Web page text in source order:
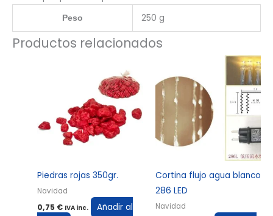
Peso 250 g
Productos relacionados
Piedras rojas 350gr.
Navidad
0,75 € IVA inc.
Añadir al
Cortina flujo agua blanco
286 LED
Navidad